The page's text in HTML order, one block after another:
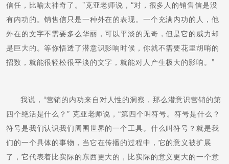
信任，比喻太神奇了。”克亚老师说，“对，很多人的销售信是没
有内功的。销售信只是一种外在的表现。一个充满内功的人，他
外在的文字不需要多么华丽，可以平淡的无奇，但是它的威力却
是巨大的。等你悟透了潜意识影响时候，你就不需要花里胡哨的
招数，就能很轻松很平淡的文字，就能对人产生极大的影响。”
我说，“营销的内功来自对人性的洞察，那么潜意识营销的第
四个绝活是什么？” 克亚老师说，“第四个叫符号。符号是什么？
符号是我们认识我们周围世界的一个工具。什么叫符号？就是我
们的一个具体的事物，当它在传播的过程中，它的意义被扩展
了，它代表着比实际的东西更大的，比实际的意义更大的一个意